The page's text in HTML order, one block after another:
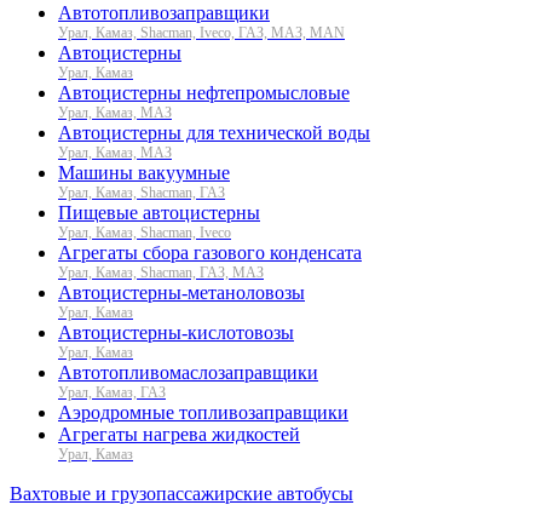
Автотопливозаправщики
Урал, Камаз, Shacman, Iveco, ГАЗ, МАЗ, MAN
Автоцистерны
Урал, Камаз
Автоцистерны нефтепромысловые
Урал, Камаз, МАЗ
Автоцистерны для технической воды
Урал, Камаз, МАЗ
Машины вакуумные
Урал, Камаз, Shacman, ГАЗ
Пищевые автоцистерны
Урал, Камаз, Shacman, Iveco
Агрегаты сбора газового конденсата
Урал, Камаз, Shacman, ГАЗ, МАЗ
Автоцистерны-метаноловозы
Урал, Камаз
Автоцистерны-кислотовозы
Урал, Камаз
Автотопливомаслозаправщики
Урал, Камаз, ГАЗ
Аэродромные топливозаправщики
Агрегаты нагрева жидкостей
Урал, Камаз
Вахтовые и грузопассажирские автобусы